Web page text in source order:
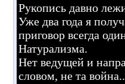
Рукопись давно
Уже два года я
приговор всегда
Натурализма.
Нет ведущей и
словом, не та